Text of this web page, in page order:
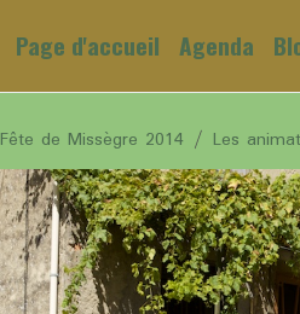
Page d'accueil Agenda
Fête de Missègre 2014 Les